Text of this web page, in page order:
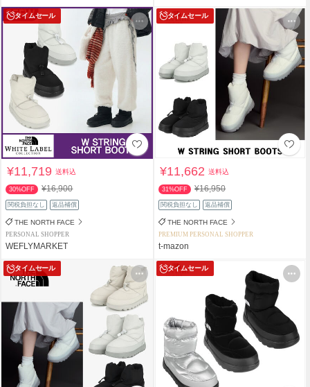
タイムセール
¥11,719送料込
30%OFF ¥16,900
関税負担なし 返品補償
THE NORTH FACE
PERSONAL SHOPPER
WEFLYMARKET
タイムセール
¥11,662送料込
31%OFF ¥16,950
関税負担なし 返品補償
THE NORTH FACE
PREMIUM PERSONAL SHOPPER
t-mazon
タイムセール タイムセール